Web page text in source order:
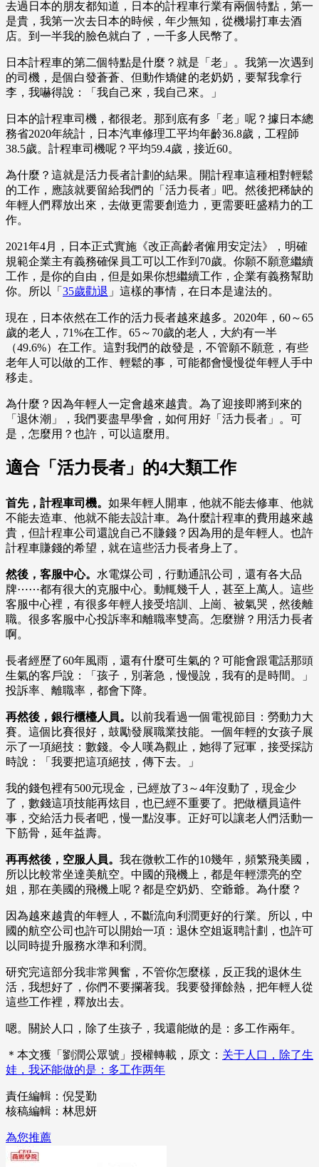
去過日本的朋友都知道，日本的計程車行業有兩個特點，第一
是貴，我第一次去日本的時候，年少無知，從機場打車去酒
店。到一半我的臉色就白了，一千多人民幣了。
日本計程車的第二個特點是什麼？就是「老」。我第一次遇到
的司機，是個白發蒼蒼、但動作矯健的老奶奶，要幫我拿行
李，我嚇得說：「我自己來，我自己來。」
日本的計程車司機，都很老。那到底有多「老」呢？據日本總
務省2020年統計，日本汽車修理工平均年齡36.8歲，工程師
38.5歲。計程車司機呢？平均59.4歲，接近60。
為什麼？這就是活力長者計劃的結果。開計程車這種相對輕鬆
的工作，應該就要留給我們的「活力長者」吧。然後把稀缺的
年輕人們釋放出來，去做更需要創造力，更需要旺盛精力的工
作。
2021年4月，日本正式實施《改正高齡者僱用安定法》，明確
規範企業主有義務確保員工可以工作到70歲。你願不願意繼續
工作，是你的自由，但是如果你想繼續工作，企業有義務幫助
你。所以「 35歲勸退 」這樣的事情，在日本是違法的。
現在，日本依然在工作的活力長者越來越多。2020年，60～65
歲的老人，71%在工作。65～70歲的老人，大約有一半
（49.6%）在工作。這對我們的啟發是，不管願不願意，有些
老年人可以做的工作、輕鬆的事，可能都會慢慢從年輕人手中
移走。
為什麼？因為年輕人一定會越來越貴。為了迎接即將到來的
「退休潮」，我們要盡早學會，如何用好「活力長者」。可
是，怎麼用？也許，可以這麼用。
適合「活力長者」的4大類工作
首先，計程車司機。 如果年輕人開車，他就不能去修車、他就
不能去造車、他就不能去設計車。為什麼計程車的費用越來越
貴，但計程車公司還說自己不賺錢？因為用的是年輕人。也許
計程車賺錢的希望，就在這些活力長者身上了。
然後，客服中心。 水電煤公司，行動通訊公司，還有各大品
牌⋯⋯都有很大的克服中心。動輒幾千人，甚至上萬人。這些
客服中心裡，有很多年輕人接受培訓、上崗、被氣哭，然後離
職。很多客服中心投訴率和離職率雙高。怎麼辦？用活力長者
啊。
長者經歷了60年風雨，還有什麼可生氣的？可能會跟電話那頭
生氣的客戶說：「孩子，別著急，慢慢說，我有的是時間。」
投訴率、離職率，都會下降。
再然後，銀行櫃檯人員。
以前我看過一個電視節目：勞動力大
賽。這個比賽很好，鼓勵發展職業技能。一個年輕的女孩子展
示了一項絕技：數錢。令人嘆為觀止，她得了冠軍，接受採訪
時說：「我要把這項絕技，傳下去。」
我的錢包裡有500元現金，已經放了3～4年沒動了，現金少
了，數錢這項技能再炫目，也已經不重要了。把做櫃員這件
事，交給活力長者吧，慢一點沒事。正好可以讓老人們活動一
下筋骨，延年益壽。
再再然後，空服人員。 我在微軟工作的10幾年，頻繁飛美國，
所以比較常坐達美航空。中國的飛機上，都是年輕漂亮的空
姐，那在美國的飛機上呢？都是空奶奶、空爺爺。為什麼？
因為越來越貴的年輕人，不斷流向利潤更好的行業。所以，中
國的航空公司也許可以開始一項：退休空姐返聘計劃，也許可
以同時提升服務水準和利潤。
研究完這部分我非常興奮，不管你怎麼樣，反正我的退休生
活，我想好了，你們不要攔著我。我要發揮餘熱，把年輕人從
這些工作裡，釋放出去。
嗯。關於人口，除了生孩子，我還能做的是：多工作兩年。
＊本文獲「劉潤公眾號」授權轉載，原文： 关于人口，除了生
娃，我还能做的是：多工作两年
責任編輯：倪旻勤
核稿編輯：林思妍
為您推薦